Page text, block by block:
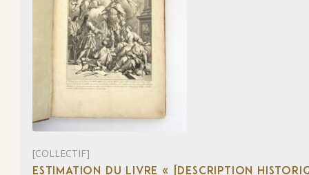
[COLLECTIF]
ESTIMATION DU LIVRE « [DESCRIPTION